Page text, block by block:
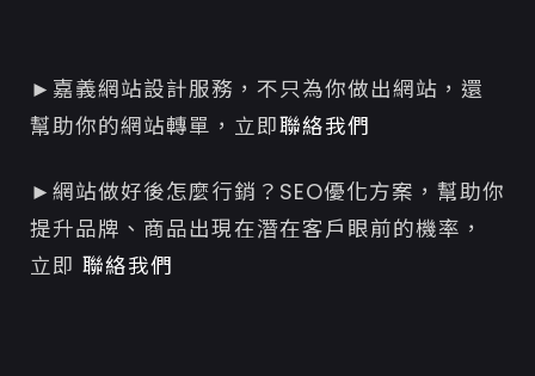
►嘉義網站設計服務，不只為你做出網站，還
幫助你的網站轉單，立即聯絡我們
►網站做好後怎麼行銷？SEO優化方案，幫助你
提升品牌、商品出現在潛在客戶眼前的機率，
立即 聯絡我們